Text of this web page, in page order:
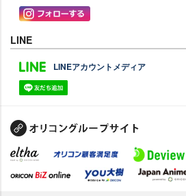
LINE
LINEアカウントメディア